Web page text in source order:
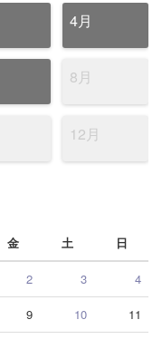
4月
8月
12月
金 土 日
2 3 4
9 10 11